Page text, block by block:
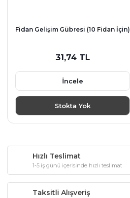
Fidan Gelişim Gübresi (10 Fidan İçin)
31,74 TL
İncele
Stokta Yok
Hızlı Teslimat
1-5 iş günü içerisinde hızlı teslimat
Taksitli Alışveriş